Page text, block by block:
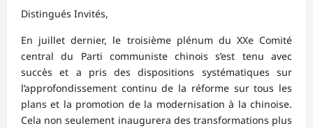
Distingués Invités,
En juillet dernier, le troisième plénum du XXe Comité
central du Parti communiste chinois s’est tenu avec
succès et a pris des dispositions systématiques sur
l’approfondissement continu de la réforme sur tous les
plans et la promotion de la modernisation à la chinoise.
Cela non seulement inaugurera des transformations plus